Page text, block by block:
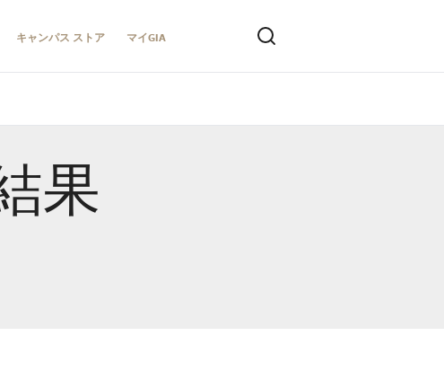
キャンパス ストア マイGIA
果